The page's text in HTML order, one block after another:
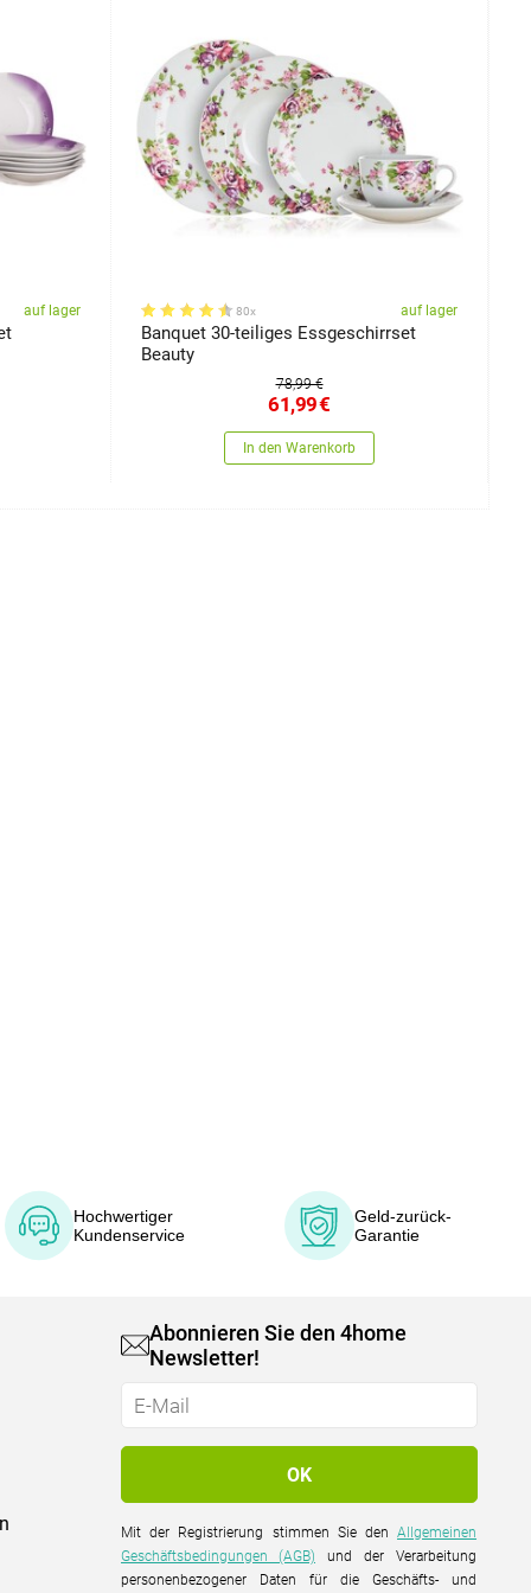
auf lager 80x auf lager
Banquet 30-teiliges Essgeschirrset
Beauty
78,99 €
61,99€
In den Warenkorb
Hochwertiger
Kundenservice
Geld-zurück-
Garantie
Abonnieren Sie den 4home
Newsletter!
Mit der Registrierung stimmen Sie denAllgemeinen
Geschäftsbedingungen (AGB) und der Verarbeitung
personenbezogener Daten für die Geschäfts- und